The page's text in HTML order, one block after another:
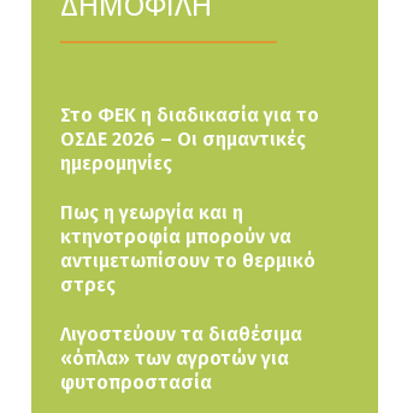
Στο ΦΕΚ η διαδικασία για το
ΟΣΔΕ 2026 – Οι σημαντικές
ημερομηνίες
Πως η γεωργία και η
κτηνοτροφία μπορούν να
αντιμετωπίσουν το θερμικό
στρες
Λιγοστεύουν τα διαθέσιμα
«όπλα» των αγροτών για
φυτοπροστασία